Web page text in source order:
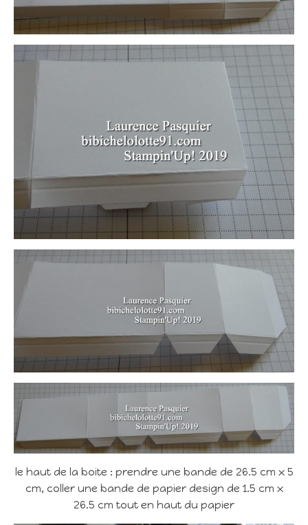
le haut de la boite : prendre une bande de 26.5 cm x 5
cm, coller une bande de papier design de 1.5 cm x
26.5 cm tout en haut du papier